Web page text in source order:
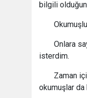
bilgili
Onlara
isterdim.
Zaman
okumuşlar